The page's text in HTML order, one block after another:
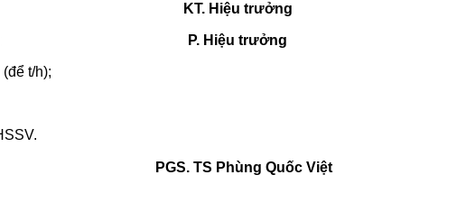
KT. Hiệu trưởng
(để b/c); P. Hiệu trưởng
t/h);
PGS. TS Phùng Quốc Việt